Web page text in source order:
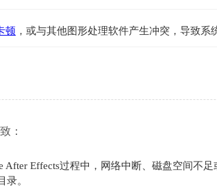
顿 ，或与其他图形处理软件产生冲突，导致系
：
After Effects过程中，网络中断、磁盘空间不
。